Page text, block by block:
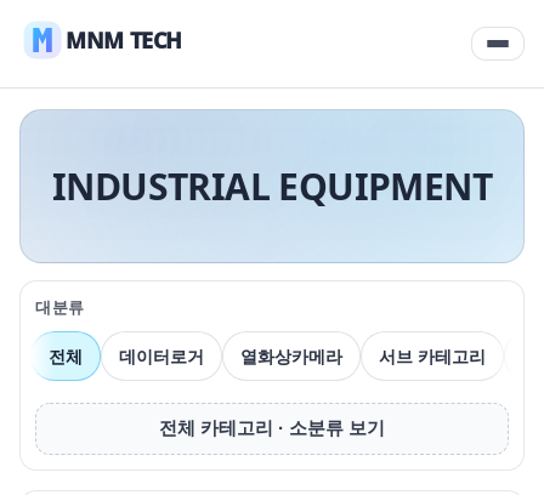
MNM TECH
INDUSTRIAL EQUIPMENT
대분류
전체 데이터로거 열화상카메라 서브 카테고리
전체 카테고리 · 소분류 보기